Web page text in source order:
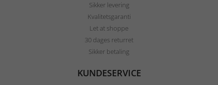
Sikker levering
Kvalitetsgaranti
Let at shoppe
30 dages returret
Sikker betaling
KUNDESERVICE